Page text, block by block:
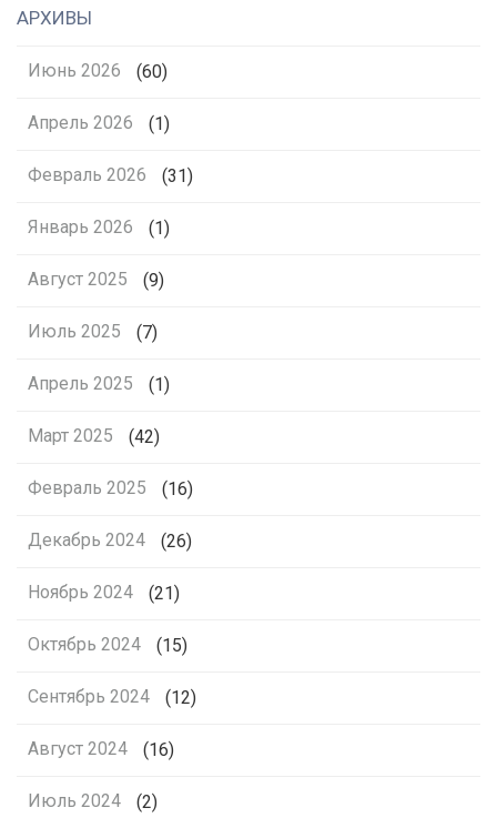
АРХИВЫ
Июнь 2026 (60)
Апрель 2026 (1)
Февраль 2026 (31)
Январь 2026 (1)
Август 2025 (9)
Июль 2025 (7)
Апрель 2025 (1)
Март 2025 (42)
Февраль 2025 (16)
Декабрь 2024 (26)
Ноябрь 2024 (21)
Октябрь 2024 (15)
Сентябрь 2024 (12)
Август 2024 (16)
Июль 2024 (2)